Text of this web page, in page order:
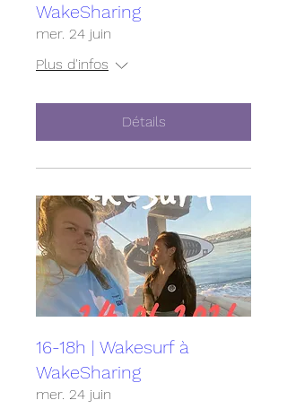
WakeSharing
mer. 24 juin
Plus d'infos
Détails
16-18h | Wakesurf à
WakeSharing
mer. 24 juin